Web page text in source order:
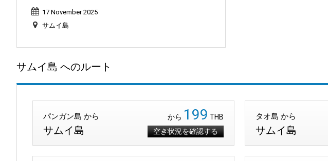
17 November 2025
サムイ島
サムイ島 へのルート
パンガン島 から
サムイ島
から 199 THB
空き状況を確認する
タオ島 から
サムイ島